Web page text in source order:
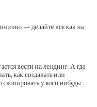
— делайте все как на
вести на лендинг. А где
как создавать или
у кого нибудь: